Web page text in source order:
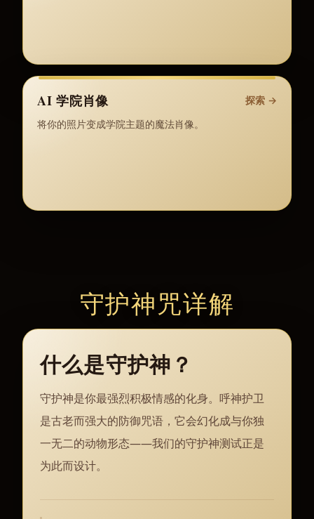
AI 学院肖像 探索 →
将你的照片变成学院主题的魔法肖像。
守护神咒详解
什么是守护神？
守护神是你最强烈积极情感的化身。呼神护卫
是古老而强大的防御咒语，它会幻化成与你独
一无二的动物形态——我们的守护神测试正是
为此而设计。